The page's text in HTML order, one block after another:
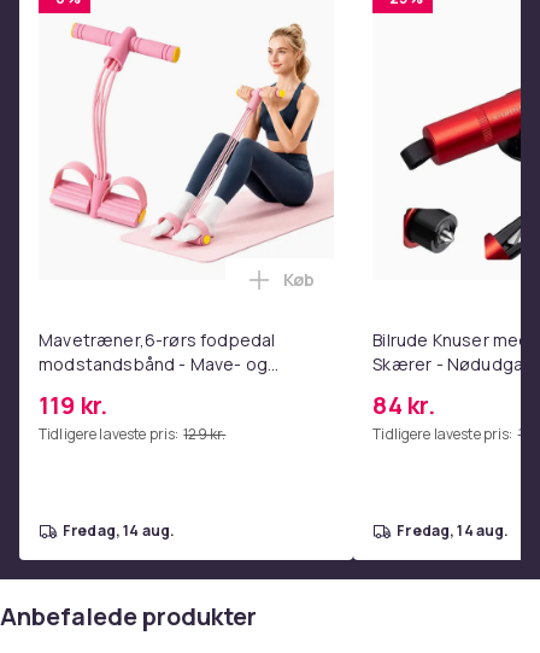
Mavetræner,6-rørs fodpedal
modstandsbånd - Mave- og
hjemmetræningscenter Pink
119 kr.
Tidligere laveste pris: 129 kr.
Læg Mavetræner,6-rørs
Køb
fredag, 14 aug.
Bilrude Knuser med
Skærer -
Red
84 kr.
Tidligere laveste pris:
fredag, 14 aug.
Anbefalede produkter